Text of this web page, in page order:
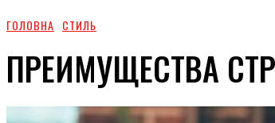
ГОЛОВНА СТИЛЬ
ПРЕИМУЩЕСТВА